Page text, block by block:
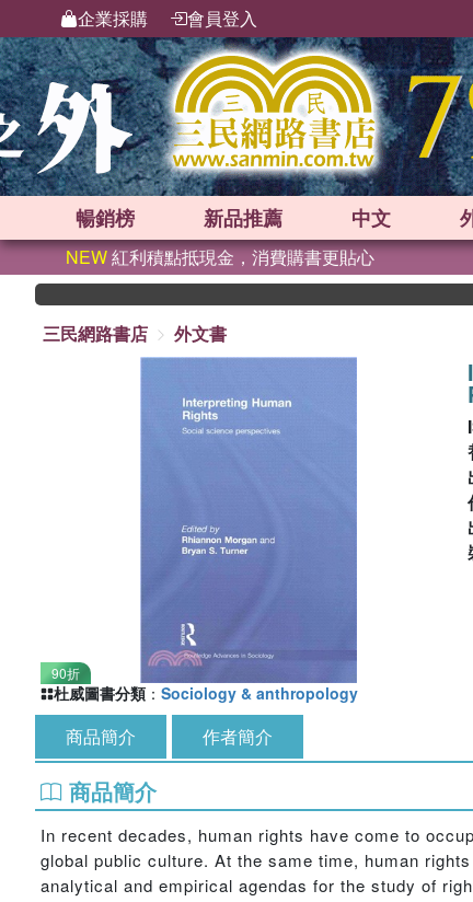
企業採購 會員登入
暢銷榜 新品推薦 中文
NEW紅利積點抵現金，消費購書更貼心
三民網路書店
外文書
90折
杜威圖書分類 ： Sociology & anthropology
商品簡介 作者簡介
商品簡介
In recent decades, human rights have come to
global public culture. At the same time, human
analytical and empirical agendas for the study of